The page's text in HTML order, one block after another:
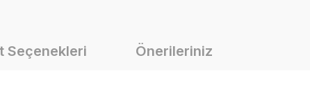
Seçenekleri Önerileriniz